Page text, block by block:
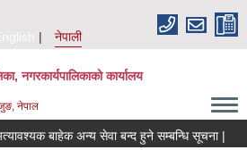
नेपाली
नगरकार्यपालिकाको कार्यालय
नेपाल
बाहेक अन्य सेवा बन्द हुने सम्बन्धि सूचना |